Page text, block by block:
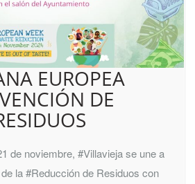
EUROPEA
DE
de noviembre, #Villavieja se une a
la #Reducción de Residuos con